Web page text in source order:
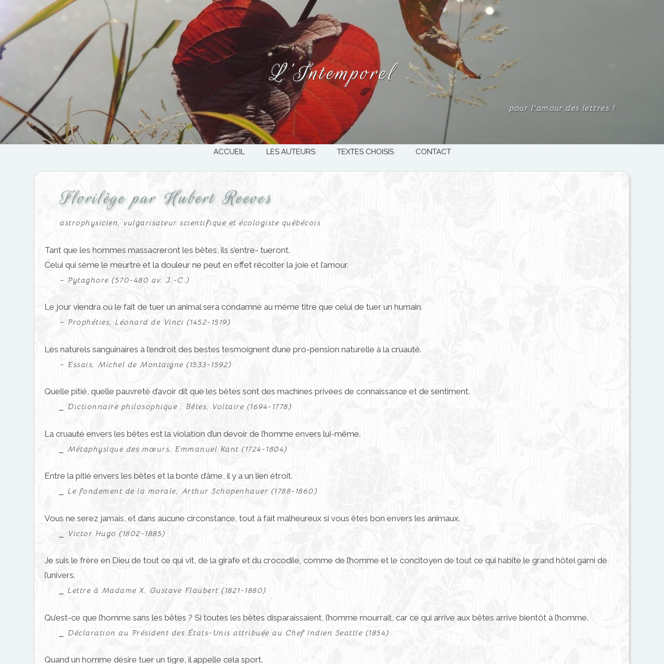
Accéder
au
L’Intemporel
pour l'amour des lettres !
ACCUEIL LES AUTEURS TEXTES CHOISIS CONTACT
Florilège par Hubert Reeves
astrophysicien, vulgarisateur scientifique et écologiste québécois
Tant que les hommes massacreront les bêtes, ils s’entre- tueront.
Celui qui sème le meurtre et la douleur ne peut en effet récolter la joie et l’amour.
– Pytaghore (570-480 av. J.-C.)
Le jour viendra où le fait de tuer un animal sera condamné au même titre que celui de tuer un humain.
– Prophéties, Léonard de Vinci (1452-1519)
Les naturels sanguinaires à l’endroit des bestes tesmoignent d’une pro-pension naturelle à la cruauté.
– Essais, Michel de Montaigne (1533-1592)
Quelle pitié, quelle pauvreté d’avoir dit que les bêtes sont des machines privées de connaissance et de sentiment.
⎯ Dictionnaire philosophique : Bêtes, Voltaire (1694-1778)
La cruauté envers les bêtes est la violation d’un devoir de l’homme envers lui-même.
⎯ Métaphysique des mœurs, Emmanuel Kant (1724-1804)
Entre la pitié envers les bêtes et la bonté d’âme, il y a un lien étroit.
⎯ Le fondement de la morale, Arthur Schopenhauer (1788-1860)
Vous ne serez jamais, et dans aucune circonstance, tout à fait malheureux si vous êtes bon envers les animaux.
⎯ Victor Hugo (1802-1885)
Je suis le frère en Dieu de tout ce qui vit, de la girafe et du crocodile, comme de l’homme et le concitoyen de tout ce qui habite le grand hôtel garni de
l’univers.
⎯ Lettre à Madame X, Gustave Flaubert (1821-1880)
Qu’est-ce que l’homme sans les bêtes ? Si toutes les bêtes disparaissaient, l’homme mourrait, car ce qui arrive aux bêtes arrive bientôt à l’homme.
⎯ Déclaration au Président des États-Unis attribuée au Chef Indien Seattle (1854)
Quand un homme désire tuer un tigre, il appelle cela sport.